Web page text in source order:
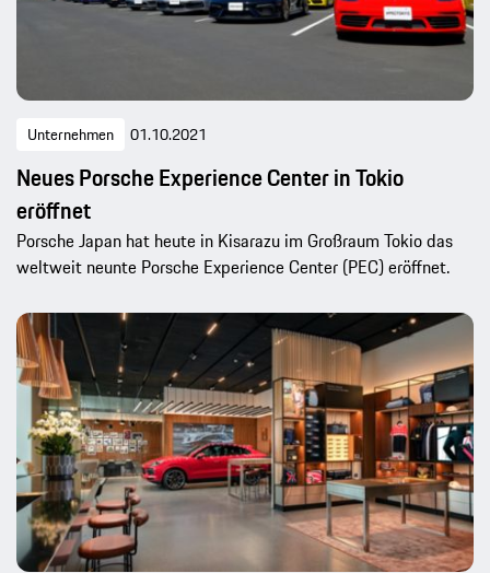
Unternehmen 01.10.2021
Neues Porsche Experience Center in Tokio
eröffnet
Porsche Japan hat heute in Kisarazu im Großraum Tokio das
weltweit neunte Porsche Experience Center (PEC) eröffnet.